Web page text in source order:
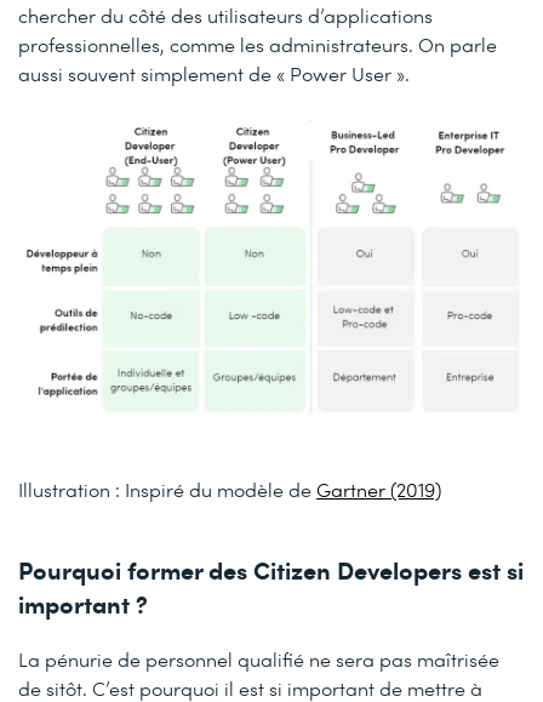
chercher du côté des utilisateurs d’applications
professionnelles, comme les administrateurs. On parle
aussi souvent simplement de « Power User ».
Illustration : Inspiré du modèle deGartner (2019)
Pourquoi former des Citizen Developers est si
important ?
La pénurie de personnel qualifié ne sera pas maîtrisée
de sitôt. C’est pourquoi il est si important de mettre à